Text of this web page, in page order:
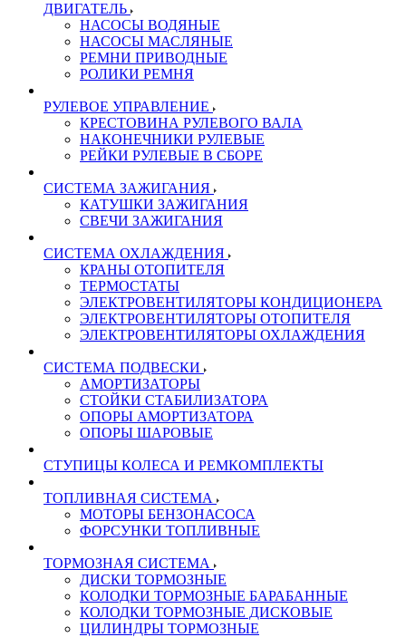
ДВИГАТЕЛЬ
НАСОСЫ ВОДЯНЫЕ
НАСОСЫ МАСЛЯНЫЕ
РЕМНИ ПРИВОДНЫЕ
РОЛИКИ РЕМНЯ
РУЛЕВОЕ УПРАВЛЕНИЕ
КРЕСТОВИНА РУЛЕВОГО ВАЛА
НАКОНЕЧНИКИ РУЛЕВЫЕ
РЕЙКИ РУЛЕВЫЕ В СБОРЕ
СИСТЕМА ЗАЖИГАНИЯ
КАТУШКИ ЗАЖИГАНИЯ
СВЕЧИ ЗАЖИГАНИЯ
СИСТЕМА ОХЛАЖДЕНИЯ
КРАНЫ ОТОПИТЕЛЯ
ТЕРМОСТАТЫ
ЭЛЕКТРОВЕНТИЛЯТОРЫ КОНДИЦИОНЕРА
ЭЛЕКТРОВЕНТИЛЯТОРЫ ОТОПИТЕЛЯ
ЭЛЕКТРОВЕНТИЛЯТОРЫ ОХЛАЖДЕНИЯ
СИСТЕМА ПОДВЕСКИ
АМОРТИЗАТОРЫ
СТОЙКИ СТАБИЛИЗАТОРА
ОПОРЫ АМОРТИЗАТОРА
ОПОРЫ ШАРОВЫЕ
СТУПИЦЫ КОЛЕСА И РЕМКОМПЛЕКТЫ
ТОПЛИВНАЯ СИСТЕМА
МОТОРЫ БЕНЗОНАСОСА
ФОРСУНКИ ТОПЛИВНЫЕ
ТОРМОЗНАЯ СИСТЕМА
ДИСКИ ТОРМОЗНЫЕ
КОЛОДКИ ТОРМОЗНЫЕ БАРАБАННЫЕ
КОЛОДКИ ТОРМОЗНЫЕ ДИСКОВЫЕ
ЦИЛИНДРЫ ТОРМОЗНЫЕ